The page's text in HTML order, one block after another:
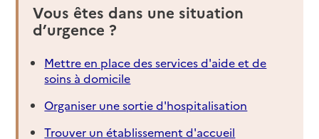
Vous êtes dans une situation
d’urgence ?
Mettre en place des services d'aide et de
soins à domicile
Organiser une sortie d'hospitalisation
Trouver un établissement d'accueil